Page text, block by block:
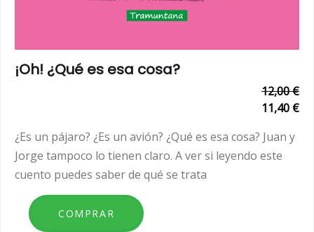
¡Oh! ¿Qué es esa cosa?
12,00 €
11,40 €
¿Es un pájaro? ¿Es un avión? ¿Qué es esa cosa? Juan y
Jorge tampoco lo tienen claro. A ver si leyendo este
cuento puedes saber de qué se trata